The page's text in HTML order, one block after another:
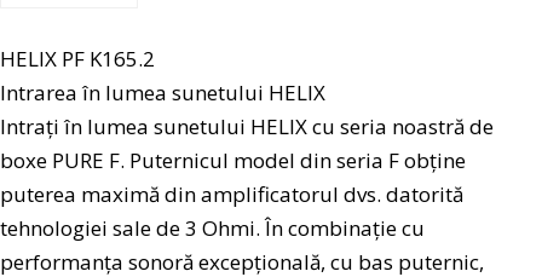
HELIX PF K165.2
Intrarea în lumea sunetului HELIX
Intrați în lumea sunetului HELIX cu seria noastră de
boxe PURE F. Puternicul model din seria F obține
puterea maximă din amplificatorul dvs. datorită
tehnologiei sale de 3 Ohmi. În combinație cu
performanța sonoră excepțională, cu bas puternic,